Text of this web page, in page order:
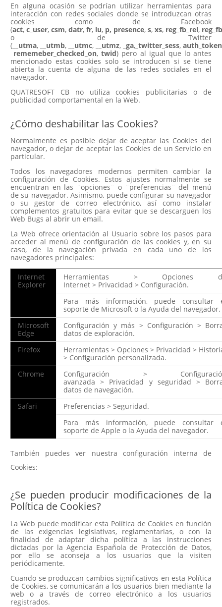
En alguna ocasión se podrían utilizar herramientas para
interacción con redes sociales donde se introduzcan otras
cookies como de Facebook
(act, c_user, csm, datr, fr, lu, p, presence, s, xs, reg_fb_rel,
o de Twitter
( __utma, __utmb, __utmc, __utmz, _ga, _twitter_sess, auth_token
rememeber_checked_on,twid) pero al igual que lo antes
mencionado estas cookies solo se introducen si se tiene
abierta la cuenta de alguna de las redes sociales en el
navegador.
QUATRESOFT CB no utiliza cookies publicitarias o de
publicidad comportamental en la Web.
¿Cómo deshabilitar las Cookies?
Normalmente es posible dejar de aceptar las Cookies del
navegador, o dejar de aceptar las Cookies de un Servicio en
particular.
Todos los navegadores modernos permiten cambiar la
configuración de Cookies. Estos ajustes normalmente se
encuentran en las ¨opciones¨ o ¨preferencias¨ del menú
de su navegador. Asimismo, puede configurar su navegador
o su gestor de correo electrónico, así como instalar
complementos gratuitos para evitar que se descarguen los
Web Bugs al abrir un email.
La Web ofrece orientación al Usuario sobre los pasos para
acceder al menú de configuración de las cookies y, en su
caso, de la navegación privada en cada uno de los
navegadores principales:
Internet
Explorer
Herramientas > Opciones
Internet > Privacidad > Configuración.
Para más información, puede consultar
soporte de Microsoft o la Ayuda del navegador.
Microsoft
Edge
Configuración y más > Configuración >
datos de exploración.
Firefox
Herramientas > Opciones > Privacidad >
> Configuración personalizada.
Chrome
Configuración >
avanzada> Privacidad y seguridad >
datos de navegación.
Safari
Preferencias > Seguridad.
Para más información, puede consultar
soporte de Apple o la Ayuda del navegador.
También puedes ver nuestra configuración interna de
Cookies:
¿Se pueden producir modificaciones de la
Política de Cookies?
La Web puede modificar esta Política de Cookies en función
de las exigencias legislativas, reglamentarias, o con la
finalidad de adaptar dicha política a las instrucciones
dictadas por la Agencia Española de Protección de Datos,
por ello se aconseja a los usuarios que la visiten
periódicamente.
Cuando se produzcan cambios significativos en esta Política
de Cookies, se comunicarán a los usuarios bien mediante la
web o a través de correo electrónico a los usuarios
registrados.